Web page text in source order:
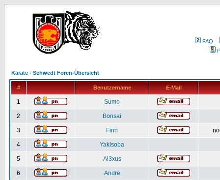
FAQ
Karate - Schwedt Foren-Übersicht
# Benutzername E-Mail
1 Sumo
2 Bonsai
3 Finn
4 Yakisoba
5 Al3xus
6 Andre